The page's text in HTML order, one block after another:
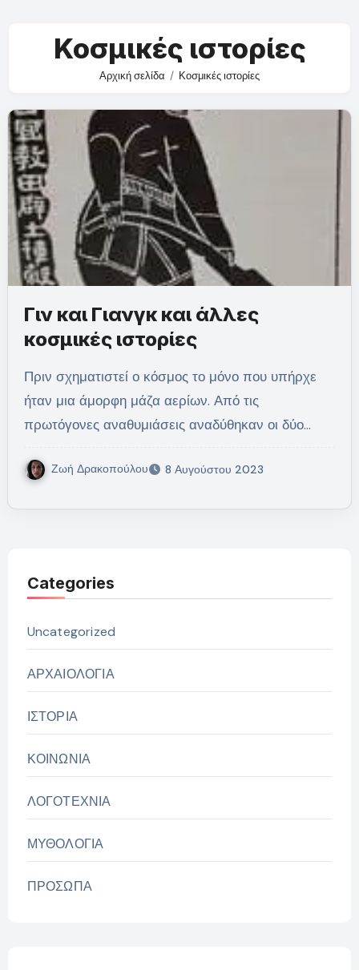
Κοσμικές ιστορίες
Αρχική σελίδα Κοσμικές ιστορίες
Γιν και Γιανγκ και άλλες
κοσμικές ιστορίες
Πριν σχηματιστεί ο κόσμος το μόνο που υπήρχε
ήταν μια άμορφη μάζα αερίων. Από τις
πρωτόγονες αναθυμιάσεις αναδύθηκαν οι δύο…
Ζωή Δρακοπούλου 8 Αυγούστου 2023
Categories
Uncategorized
ΑΡΧΑΙΟΛΟΓΙΑ
ΙΣΤΟΡΙΑ
ΚΟΙΝΩΝΙΑ
ΛΟΓΟΤΕΧΝΙΑ
ΜΥΘΟΛΟΓΙΑ
ΠΡΟΣΩΠΑ